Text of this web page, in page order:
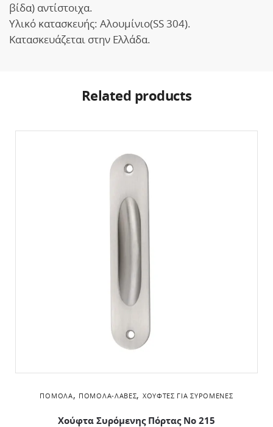
βίδα) αντίστοιχα.
Υλικό κατασκευής: Αλουμίνιο(SS 304).
Κατασκευάζεται στην Ελλάδα.
Related products
ΠΌΜΟΛΑ, ΠΌΜΟΛΑ-ΛΑΒΈΣ, ΧΟΎΦΤΕΣ ΓΙΑ ΣΥΡΌΜΕΝΕΣ
Χούφτα Συρόμενης Πόρτας Νο 215